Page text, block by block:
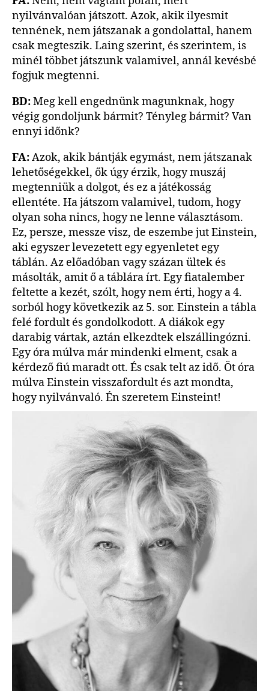
nyilvánvalóan játszott. Azok, akik ilyesmit
tennének, nem játszanak a gondolattal, hanem
csak megteszik. Laing szerint, és szerintem, is
minél többet játszunk valamivel, annál kevésbé
fogjuk megtenni.
BD:Meg kell engednünk magunknak, hogy
végig gondoljunk bármit? Tényleg bármit? Van
ennyi időnk?
FA:Azok, akik bántják egymást, nem játszanak
lehetőségekkel, ők úgy érzik, hogy muszáj
megtenniük a dolgot, és ez a játékosság
ellentéte. Ha játszom valamivel, tudom, hogy
olyan soha nincs, hogy ne lenne választásom.
Ez, persze, messze visz, de eszembe jut Einstein,
aki egyszer levezetett egy egyenletet egy
táblán. Az előadóban vagy százan ültek és
másolták, amit ő a táblára írt. Egy fiatalember
feltette a kezét, szólt, hogy nem érti, hogy a 4.
sorból hogy következik az 5. sor. Einstein a tábla
felé fordult és gondolkodott. A diákok egy
darabig vártak, aztán elkezdtek elszállingózni.
Egy óra múlva már mindenki elment, csak a
kérdező fiú maradt ott. És csak telt az idő. Öt óra
múlva Einstein visszafordult és azt mondta,
hogy nyilvánvaló. Én szeretem Einsteint!